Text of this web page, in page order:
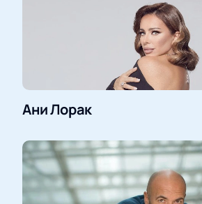
Ани Лорак